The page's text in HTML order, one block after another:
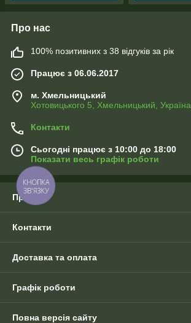
Про нас
100% позитивних з 38 відгуків за рік
Працює з 06.06.2017
м. Хмельницький
Хотовицького 5, Хмельницький, Україна
Контакти
Сьогодні працює з 10:00 до 18:00
Показати весь графік роботи
Про нас
Контакти
Доставка та оплата
Графік роботи
Повна версія сайту
КНОПКА
ЗВ'ЯЗКУ